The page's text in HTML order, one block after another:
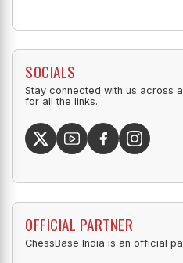
SOCIALS
Stay connected with us across
for all the links.
OFFICIAL PARTNER
ChessBase India is an official